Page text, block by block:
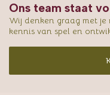
Ons team staat
Wij denken graag met
kennis van spel en